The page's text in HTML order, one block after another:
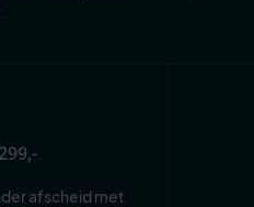
afscheid met